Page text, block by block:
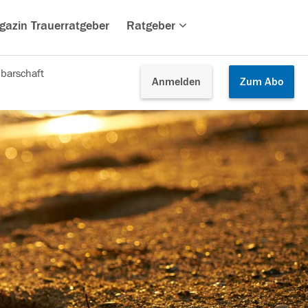
Trauerratgeber Ratgeber
Anmelden Zum Abo